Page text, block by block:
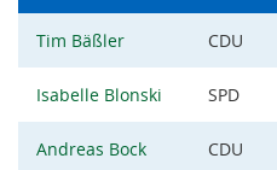
Tim Bäßler CDU
Isabelle Blonski SPD
Andreas Bock CDU